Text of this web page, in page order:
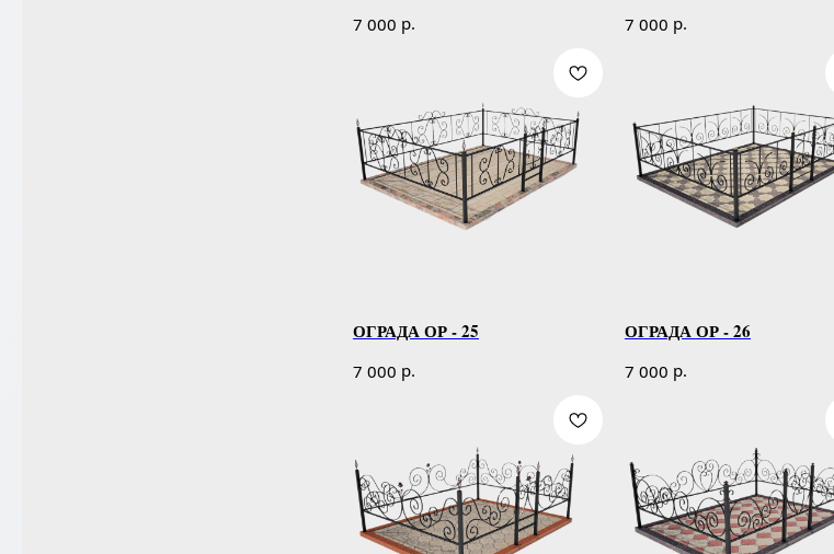
7 000 р. 7 000 р.
ОГРАДА ОР - 25
7 000 р.
ОГРАДА ОР - 26
7 000 р.